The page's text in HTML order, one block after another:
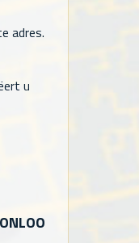
adres.
u